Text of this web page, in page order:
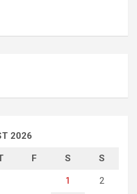
2026
F S S
1 2